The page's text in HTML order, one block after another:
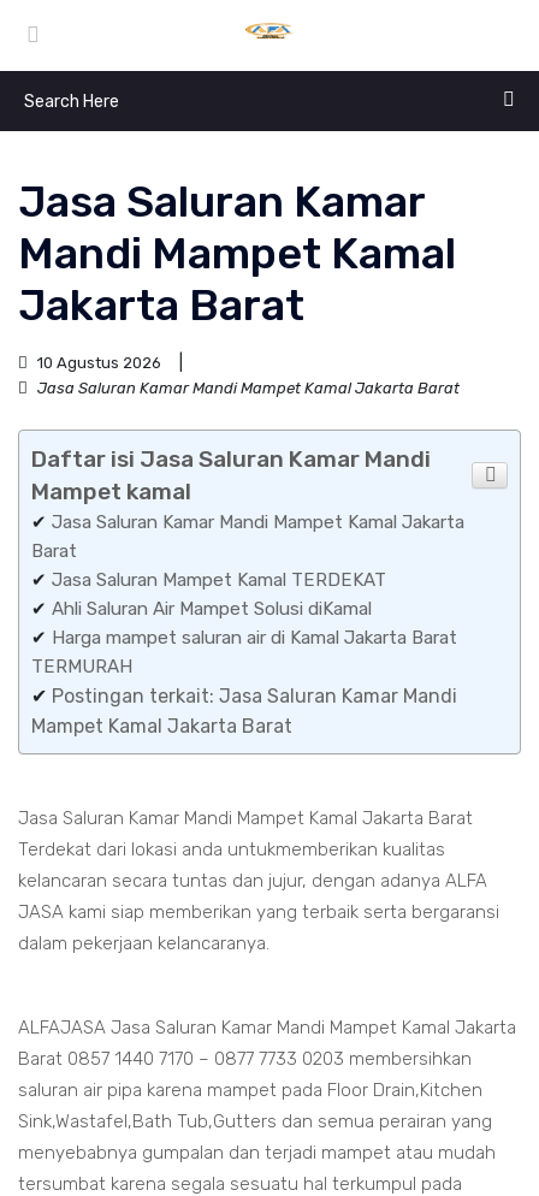
Jasa Saluran Kamar
Mandi Mampet Kamal
Jakarta Barat
10 Agustus 2026
Jasa Saluran Kamar Mandi Mampet Kamal Jakarta Barat
Daftar isi Jasa Saluran Kamar Mandi
Mampet kamal
✔ Jasa Saluran Kamar Mandi Mampet Kamal Jakarta
Barat
✔ Jasa Saluran Mampet Kamal TERDEKAT
✔ Ahli Saluran Air Mampet Solusi diKamal
✔ Harga mampet saluran air di Kamal Jakarta Barat
TERMURAH
✔ Postingan terkait: Jasa Saluran Kamar Mandi
Mampet Kamal Jakarta Barat
Jasa Saluran Kamar Mandi Mampet Kamal Jakarta Barat
Terdekat dari lokasi anda untukmemberikan kualitas
kelancaran secara tuntas dan jujur, dengan adanya ALFA
JASA kami siap memberikan yang terbaik serta bergaransi
dalam pekerjaan kelancaranya.
ALFAJASA Jasa Saluran Kamar Mandi Mampet Kamal Jakarta
Barat 0857 1440 7170 – 0877 7733 0203 membersihkan
saluran air pipa karena mampet pada Floor Drain,Kitchen
Sink,Wastafel,Bath Tub,Gutters dan semua perairan yang
menyebabnya gumpalan dan terjadi mampet atau mudah
tersumbat karena segala sesuatu hal terkumpul pada